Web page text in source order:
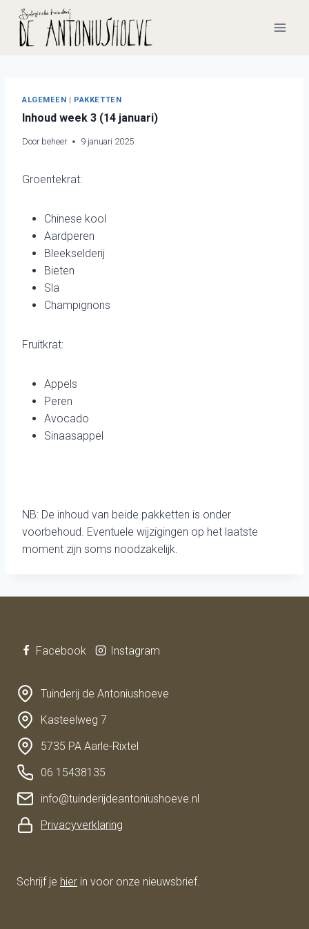
Doorgaan
naar
inhoud
ALGEMEEN | PAKKETTEN
Inhoud week 3 (14 januari)
Door beheer 9 januari 2025
Groentekrat:
Chinese kool
Aardperen
Bleekselderij
Bieten
Sla
Champignons
Fruitkrat:
Appels
Peren
Avocado
Sinaasappel
NB: De inhoud van beide pakketten is onder
voorbehoud. Eventuele wijzigingen op het laatste
moment zijn soms noodzakelijk.
Facebook Instagram
Tuinderij de Antoniushoeve
Kasteelweg 7
5735 PA Aarle-Rixtel
06 15438135
info@tuinderijdeantoniushoeve.nl
Privacyverklaring
Schrijf je hier in voor onze nieuwsbrief.